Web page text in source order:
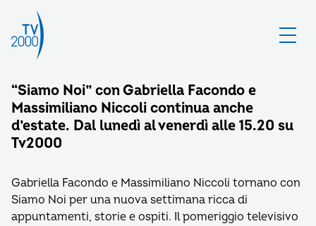
“Siamo Noi” con Gabriella Facondo e
Massimiliano Niccoli continua anche
d’estate. Dal lunedì al venerdì alle 15.20 su
Tv2000
Gabriella Facondo e Massimiliano Niccoli tornano con
Siamo Noi per una nuova settimana ricca di
appuntamenti, storie e ospiti. Il pomeriggio televisivo